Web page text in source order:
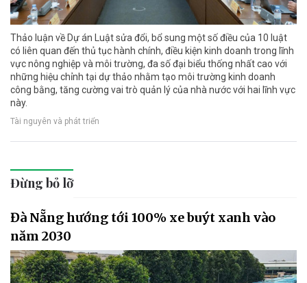
Thảo luận về Dự án Luật sửa đổi, bổ sung một số điều của 10 luật
có liên quan đến thủ tục hành chính, điều kiện kinh doanh trong lĩnh
vực nông nghiệp và môi trường, đa số đại biểu thống nhất cao với
những hiệu chỉnh tại dự thảo nhằm tạo môi trường kinh doanh
công bằng, tăng cường vai trò quản lý của nhà nước với hai lĩnh vực
này.
Tài nguyên và phát triển
Đừng bỏ lỡ
Đà Nẵng hướng tới 100% xe buýt xanh vào
năm 2030